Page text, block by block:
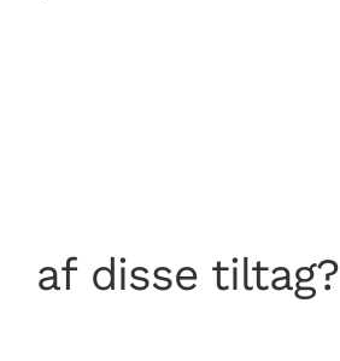
af disse tiltag?